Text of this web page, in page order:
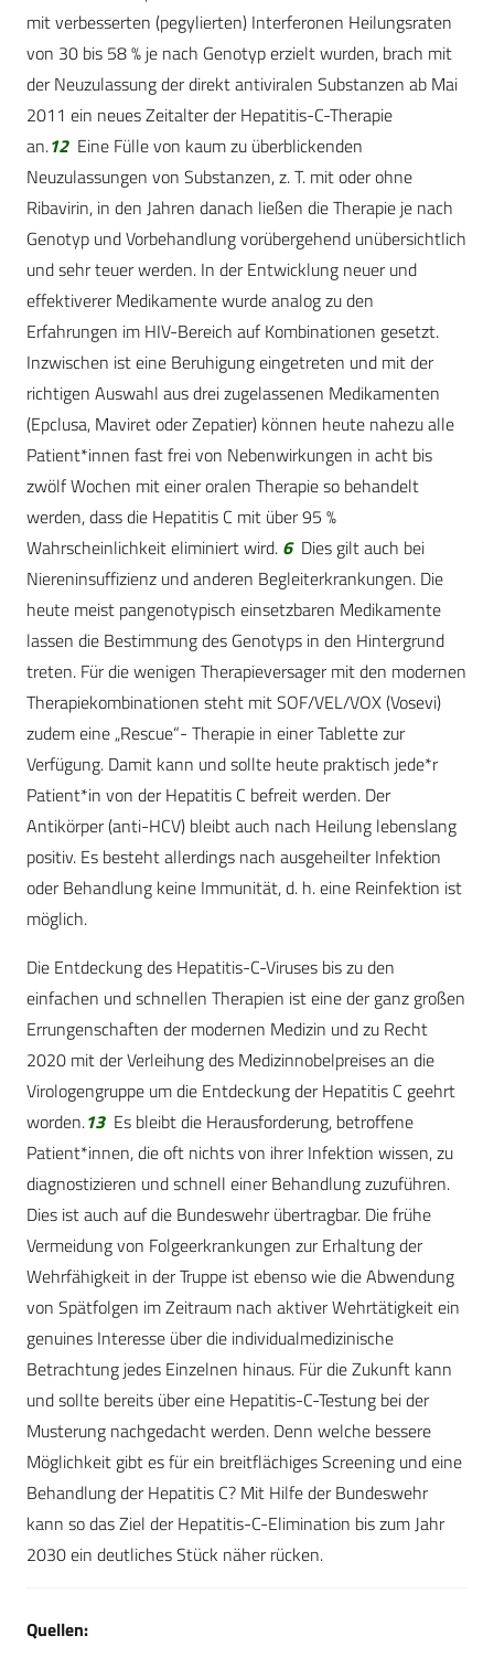
mit verbesserten (pegylierten) Interferonen Heilungsraten
von 30 bis 58 % je nach Genotyp erzielt wurden, brach mit
der Neuzulassung der direkt antiviralen Substanzen ab Mai
2011 ein neues Zeitalter der Hepatitis-C-Therapie
an.12 Eine Fülle von kaum zu überblickenden
Neuzulassungen von Substanzen, z. T. mit oder ohne
Ribavirin, in den Jahren danach ließen die Therapie je nach
Genotyp und Vorbehandlung vorübergehend unübersichtlich
und sehr teuer werden. In der Entwicklung neuer und
effektiverer Medikamente wurde analog zu den
Erfahrungen im HIV-Bereich auf Kombinationen gesetzt.
Inzwischen ist eine Beruhigung eingetreten und mit der
richtigen Auswahl aus drei zugelassenen Medikamenten
(Epclusa, Maviret oder Zepatier) können heute nahezu alle
Patient*innen fast frei von Nebenwirkungen in acht bis
zwölf Wochen mit einer oralen Therapie so behandelt
werden, dass die Hepatitis C mit über 95 %
Wahrscheinlichkeit eliminiert wird. 6 Dies gilt auch bei
Niereninsuffizienz und anderen Begleiterkrankungen. Die
heute meist pangenotypisch einsetzbaren Medikamente
lassen die Bestimmung des Genotyps in den Hintergrund
treten. Für die wenigen Therapieversager mit den modernen
Therapiekombinationen steht mit SOF/VEL/VOX (Vosevi)
zudem eine „Rescue“- Therapie in einer Tablette zur
Verfügung. Damit kann und sollte heute praktisch jede*r
Patient*in von der Hepatitis C befreit werden. Der
Antikörper (anti-HCV) bleibt auch nach Heilung lebenslang
positiv. Es besteht allerdings nach ausgeheilter Infektion
oder Behandlung keine Immunität, d. h. eine Reinfektion ist
möglich.
Die Entdeckung des Hepatitis-C-Viruses bis zu den
einfachen und schnellen Therapien ist eine der ganz großen
Errungenschaften der modernen Medizin und zu Recht
2020 mit der Verleihung des Medizinnobelpreises an die
Virologengruppe um die Entdeckung der Hepatitis C geehrt
worden.13 Es bleibt die Herausforderung, betroffene
Patient*innen, die oft nichts von ihrer Infektion wissen, zu
diagnostizieren und schnell einer Behandlung zuzuführen.
Dies ist auch auf die Bundeswehr übertragbar. Die frühe
Vermeidung von Folgeerkrankungen zur Erhaltung der
Wehrfähigkeit in der Truppe ist ebenso wie die Abwendung
von Spätfolgen im Zeitraum nach aktiver Wehrtätigkeit ein
genuines Interesse über die individualmedizinische
Betrachtung jedes Einzelnen hinaus. Für die Zukunft kann
und sollte bereits über eine Hepatitis-C-Testung bei der
Musterung nachgedacht werden. Denn welche bessere
Möglichkeit gibt es für ein breitflächiges Screening und eine
Behandlung der Hepatitis C? Mit Hilfe der Bundeswehr
kann so das Ziel der Hepatitis-C-Elimination bis zum Jahr
2030 ein deutliches Stück näher rücken.
Quellen: